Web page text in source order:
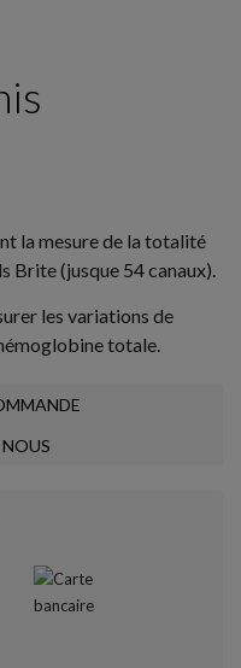
la mesure de la totalité
Brite (jusque 54 canaux).
les variations de
totale.